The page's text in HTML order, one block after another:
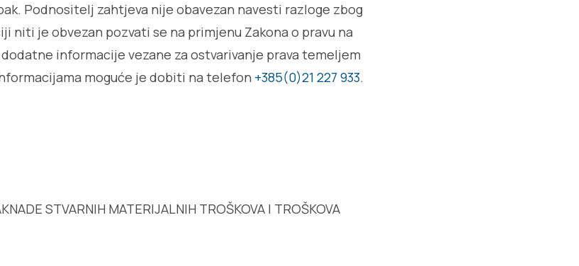
Podnositelj zahtjeva nije obavezan navesti razloge zbog
niti je obvezan pozvati se na primjenu Zakona o pravu na
informacije vezane za ostvarivanje prava temeljem
moguće je dobiti na telefon +385(0)21 227 933.
STVARNIH MATERIJALNIH TROŠKOVA I TROŠKOVA